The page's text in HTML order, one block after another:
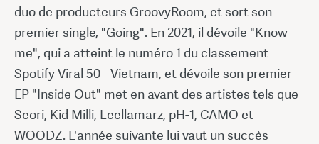
duo de producteurs GroovyRoom, et sort son
premier single, "Going". En 2021, il dévoile "Know
me", qui a atteint le numéro 1 du classement
Spotify Viral 50 - Vietnam, et dévoile son premier
EP "Inside Out" met en avant des artistes tels que
Seori, Kid Milli, Leellamarz, pH-1, CAMO et
WOODZ. L'année suivante lui vaut un succès